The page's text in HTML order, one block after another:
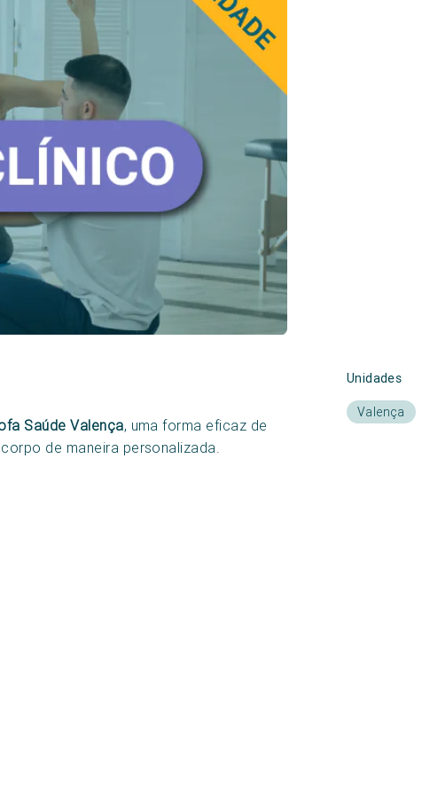
Saúde Valença, uma forma eficaz de
de maneira personalizada.
Unidades
Valença